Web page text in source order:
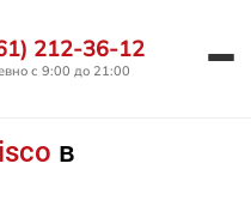
212-36-12
с 9:00 до 21:00
в